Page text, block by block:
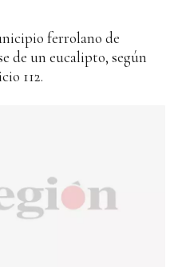
ferrolano de
de un eucalipto, según
112.